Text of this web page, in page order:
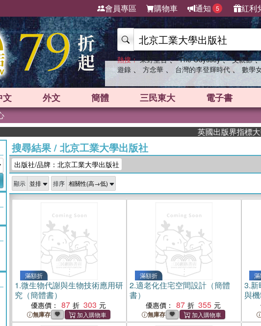
會員專區 購物車 通知 5 紅利
熱搜： 東野圭吾 、 The Odyssey 、 父親節
遊錄 、 方念華 、 台灣的李登輝時代 、 數學
文 外文 簡體 三民東大 電子書
英國出版界指標大獎肯
搜尋結果/ 北京工業大學出版社
出版社/品牌：北京工業大學出版社
顯示 排序
滿額折
1.微生物代謝與生物技術應用研
究（簡體書）
優惠價： 87 303
無庫存
滿額折
2.適老化住宅空間設計（簡體
書）
優惠價： 87 355
無庫存
3.新
與